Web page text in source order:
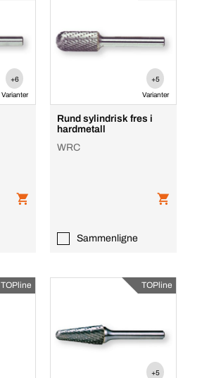
+6
Varianter
+5
Varianter
Rund sylindrisk fres i
hardmetall
WRC
Sammenligne
TOPline TOPline
+5